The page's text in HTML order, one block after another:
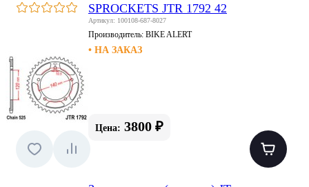
SPROCKETS JTR 1792 42
Артикул: 100108-687-8027
Производитель: BIKE ALERT
• НА ЗАКАЗ
Цена: 3800 ₽